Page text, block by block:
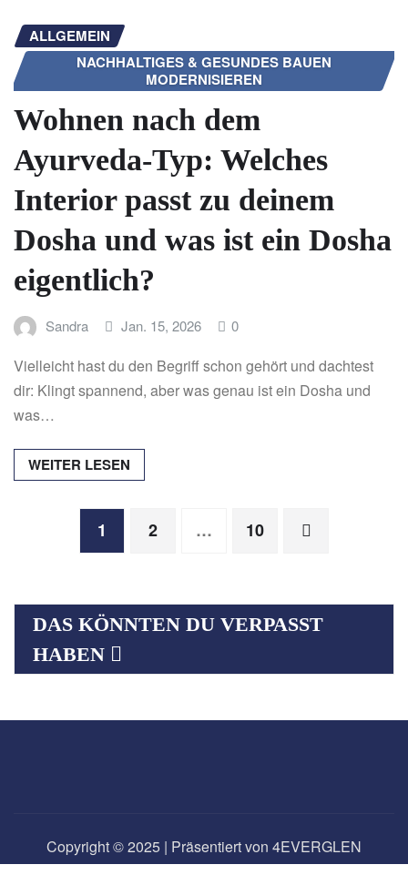
ALLGEMEIN
NACHHALTIGES & GESUNDES BAUEN
MODERNISIEREN
Wohnen nach dem
Ayurveda-Typ: Welches
Interior passt zu deinem
Dosha und was ist ein Dosha
eigentlich?
Sandra Jan. 15, 2026 0
Vielleicht hast du den Begriff schon gehört und dachtest
dir: Klingt spannend, aber was genau ist ein Dosha und
was…
WEITER LESEN
Seitennummerierung
Beiträge
1 2 … 10
DAS KÖNNTEN DU VERPASST
HABEN
Copyright © 2025 | Präsentiert von 4EVERGLEN